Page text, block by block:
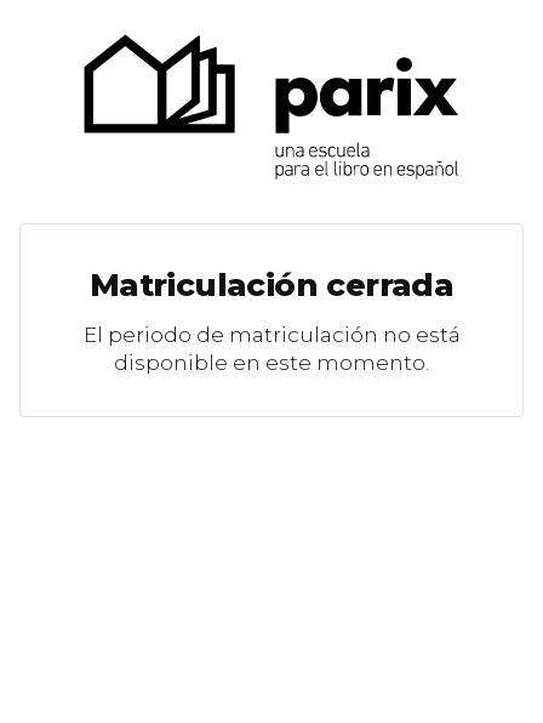
Matriculación cerrada
El periodo de matriculación no está
disponible en este momento.